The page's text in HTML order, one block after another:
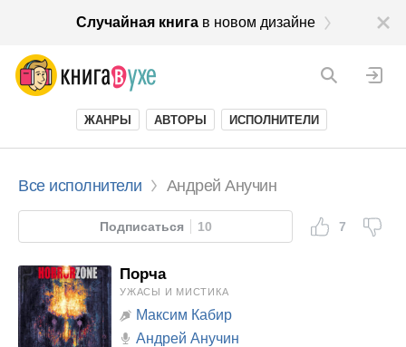
Случайная книгав новом дизайне
ЖАНРЫ АВТОРЫ ИСПОЛНИТЕЛИ
Все исполнители Андрей Анучин
Подписаться 10 7
Порча
УЖАСЫ И МИСТИКА
Максим Кабир
Андрей Анучин